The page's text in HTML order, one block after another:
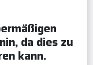
da dies zu
kann.